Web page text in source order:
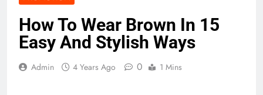
How To Wear Brown In 15
Easy And Stylish Ways
Admin 4 Years Ago 0 1 Mins